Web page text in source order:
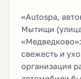
«Autospa,
Мытищи
свежесть и
организация